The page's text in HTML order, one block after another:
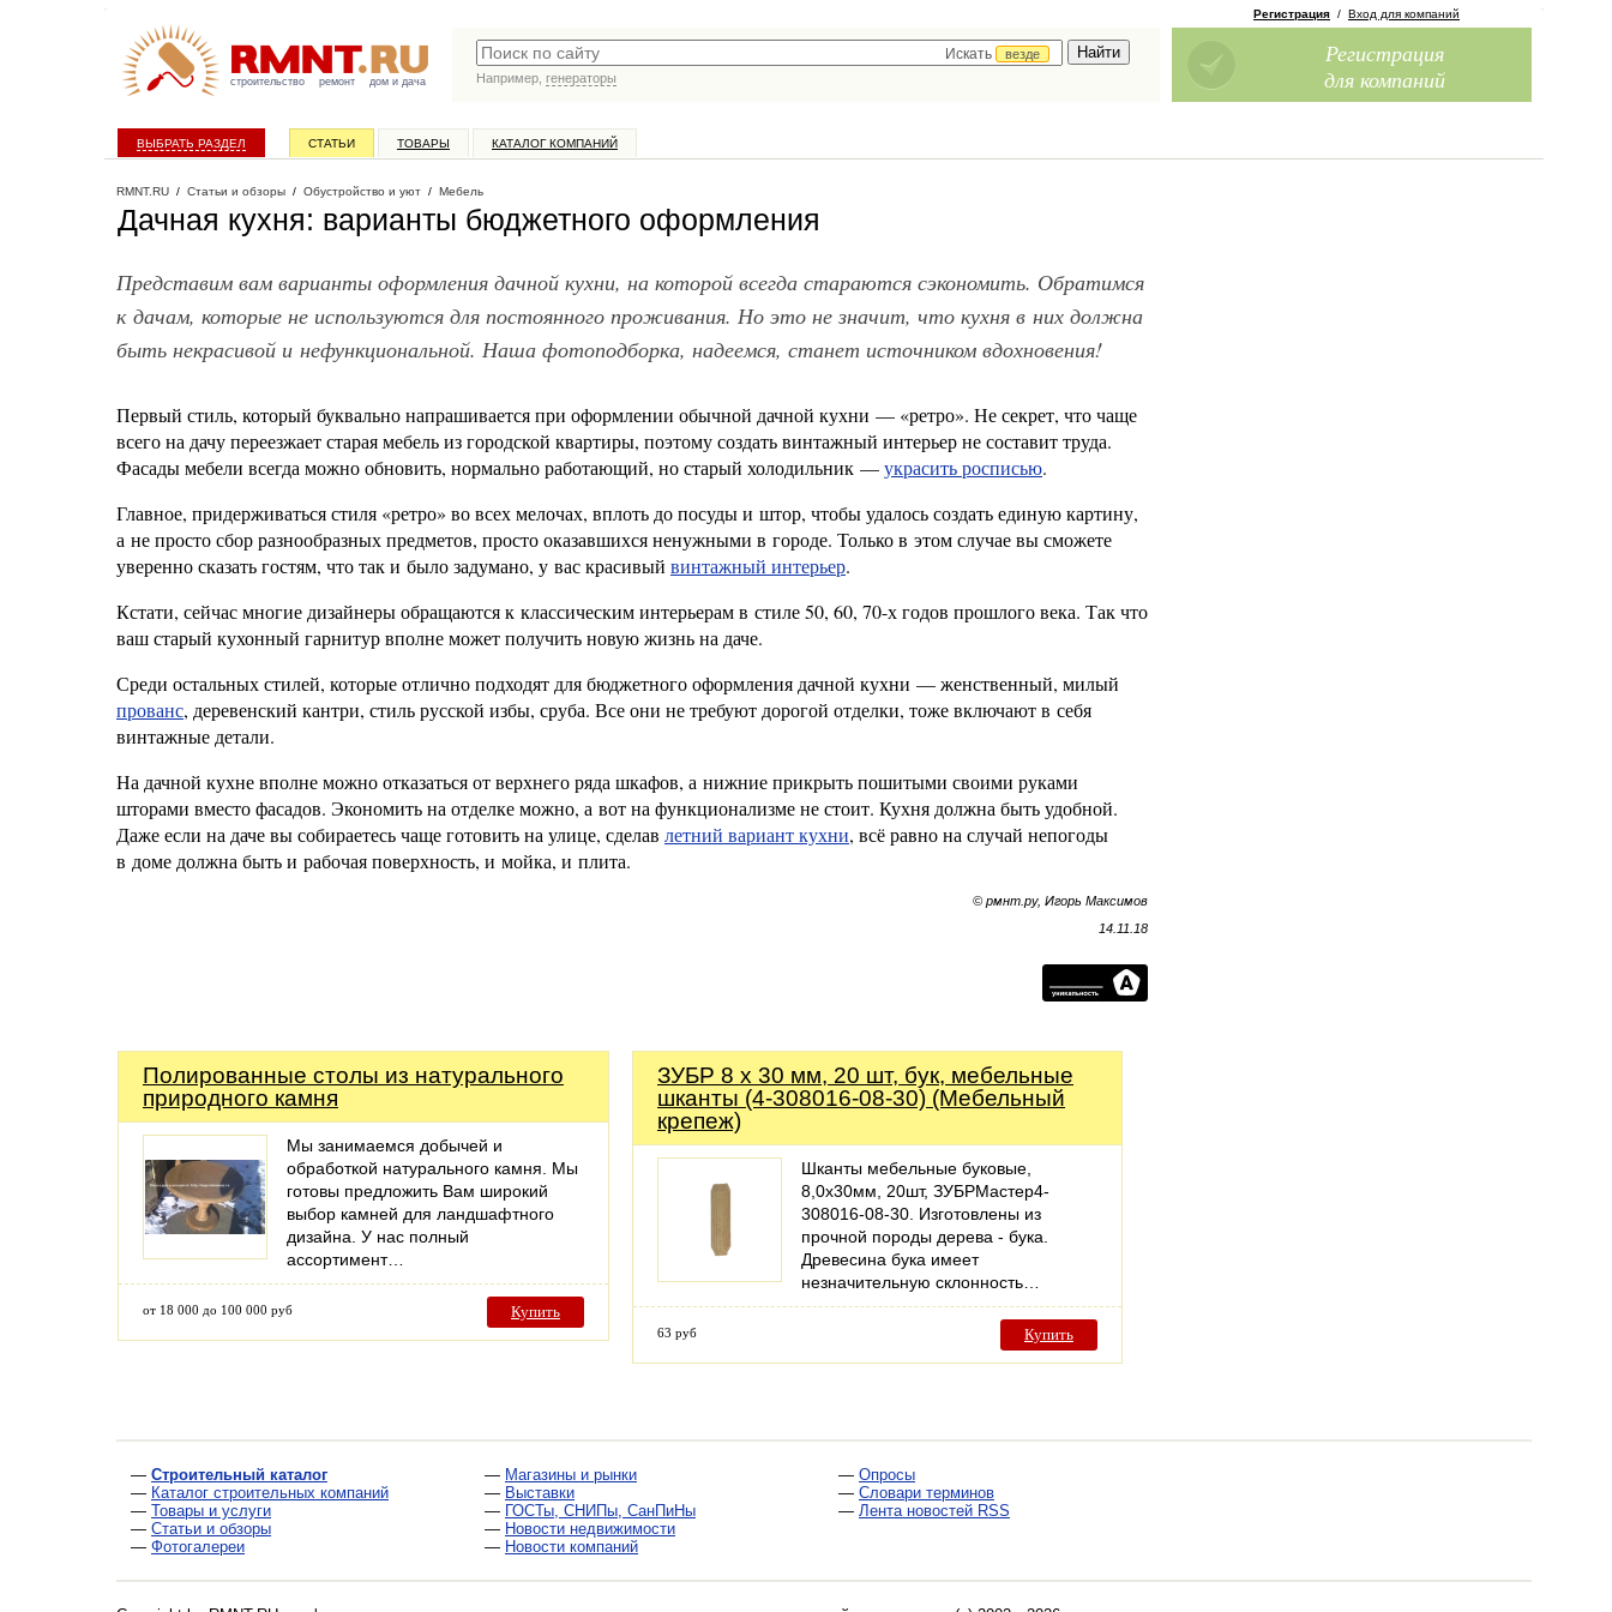
строительство ремонт дом и дача
Искать
везде
Например, генераторы
Регистрация / Вход для компаний
Регистрация
для компаний
ВЫБРАТЬ РАЗДЕЛ СТАТЬИ ТОВАРЫ КАТАЛОГ КОМПАНИЙ
RMNT.RU / Статьи и обзоры / Обустройство и уют / Мебель
Дачная кухня: варианты бюджетного оформления
Представим вам варианты оформления дачной кухни, на которой всегда стараются сэкономить. Обратимся
к дачам, которые не используются для постоянного проживания. Но это не значит, что кухня в них должна
быть некрасивой и нефункциональной. Наша фотоподборка, надеемся, станет источником вдохновения!
Первый стиль, который буквально напрашивается при оформлении обычной дачной кухни — «ретро». Не секрет, что чаще
всего на дачу переезжает старая мебель из городской квартиры, поэтому создать винтажный интерьер не составит труда.
Фасады мебели всегда можно обновить, нормально работающий, но старый холодильник —украсить росписью.
Главное, придерживаться стиля «ретро» во всех мелочах, вплоть до посуды и штор, чтобы удалось создать единую картину,
а не просто сбор разнообразных предметов, просто оказавшихся ненужными в городе. Только в этом случае вы сможете
уверенно сказать гостям, что так и было задумано, у вас красивый винтажный интерьер.
Кстати, сейчас многие дизайнеры обращаются к классическим интерьерам в стиле 50, 60, 70-х годов прошлого века. Так что
ваш старый кухонный гарнитур вполне может получить новую жизнь на даче.
Среди остальных стилей, которые отлично подходят для бюджетного оформления дачной кухни — женственный, милый
прованс, деревенский кантри, стиль русской избы, сруба. Все они не требуют дорогой отделки, тоже включают в себя
винтажные детали.
На дачной кухне вполне можно отказаться от верхнего ряда шкафов, а нижние прикрыть пошитыми своими руками
шторами вместо фасадов. Экономить на отделке можно, а вот на функционализме не стоит. Кухня должна быть удобной.
Даже если на даче вы собираетесь чаще готовить на улице, сделав летний вариант кухни, всё равно на случай непогоды
в доме должна быть и рабочая поверхность, и мойка, и плита.
© рмнт.ру, Игорь Максимов
14.11.18
Полированные столы из натурального
природного камня
Мы занимаемся добычей и
обработкой натурального камня. Мы
готовы предложить Вам широкий
выбор камней для ландшафтного
дизайна. У нас полный
ассортимент…
от 18 000 до 100 000 руб Купить
ЗУБР 8 x 30 мм, 20 шт, бук, мебельные
шканты (4-308016-08-30) (Мебельный
крепеж)
Шканты мебельные буковые,
8,0x30мм, 20шт, ЗУБРМастер4-
308016-08-30. Изготовлены из
прочной породы дерева - бука.
Древесина бука имеет
незначительную склонность…
63 руб Купить
— Строительный каталог
— Каталог строительных компаний
— Товары и услуги
— Статьи и обзоры
— Фотогалереи
— Магазины и рынки
— Выставки
— ГОСТы, СНИПы, СанПиНы
— Новости недвижимости
— Новости компаний
— Опросы
— Словари терминов
— Лента новостей RSS